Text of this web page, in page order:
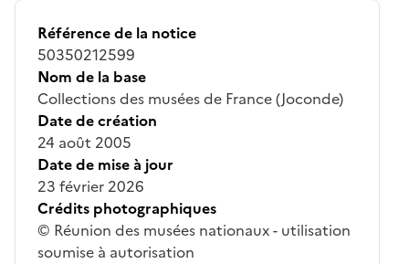
Référence de la notice
50350212599
Nom de la base
Collections des musées de France (Joconde)
Date de création
24 août 2005
Date de mise à jour
23 février 2026
Crédits photographiques
© Réunion des musées nationaux - utilisation
soumise à autorisation